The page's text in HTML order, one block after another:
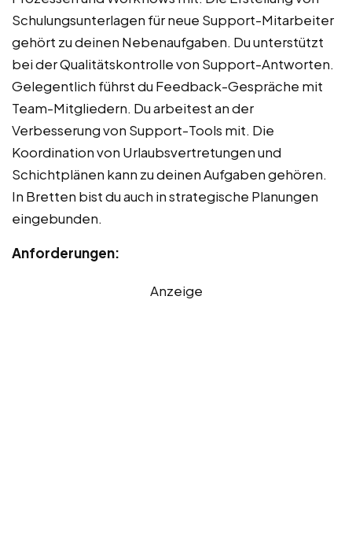
Schulungsunterlagen für neue Support-Mitarbeiter
gehört zu deinen Nebenaufgaben. Du unterstützt
bei der Qualitätskontrolle von Support-Antworten.
Gelegentlich führst du Feedback-Gespräche mit
Team-Mitgliedern. Du arbeitest an der
Verbesserung von Support-Tools mit. Die
Koordination von Urlaubsvertretungen und
Schichtplänen kann zu deinen Aufgaben gehören.
In Bretten bist du auch in strategische Planungen
eingebunden.
Anforderungen:
Anzeige